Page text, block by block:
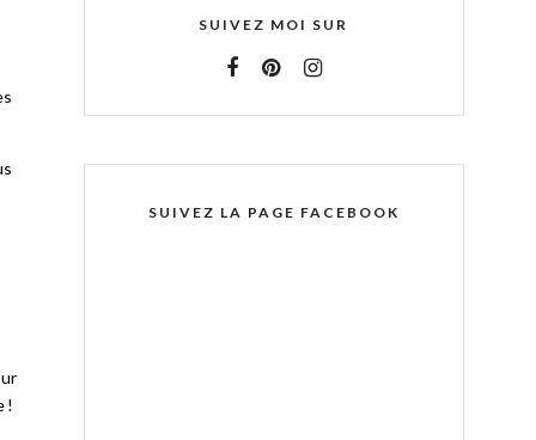
!
SUIVEZ MOI SUR
SUIVEZ LA PAGE FACEBOOK